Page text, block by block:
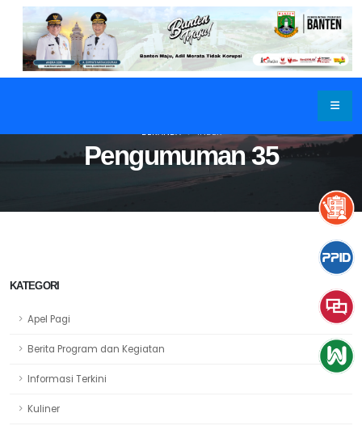
Pengumuman 35
BERANDA INDEX
KATEGORI
Apel Pagi
Berita Program dan Kegiatan
Informasi Terkini
Kuliner